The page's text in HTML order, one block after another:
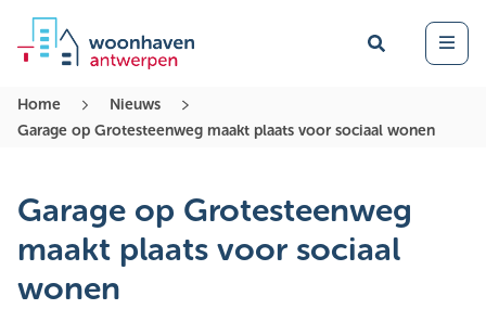
Zoek Open
Home
Nieuws
Garage op Grotesteenweg maakt plaats voor sociaal wonen
Garage op Grotesteenweg
maakt plaats voor sociaal
wonen